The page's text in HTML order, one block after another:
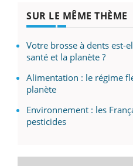
SUR LE MÊME THÈME
Votre brosse à dents est-
santé et la planète ?
Alimentation : le régime
planète
Environnement : les
pesticides